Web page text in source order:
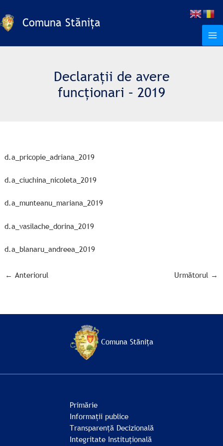
to
contentComuna Stănița
Declarații de avere
funcționari – 2019
d.a_pricopie_adriana_2019
d.a_ciuchina_nicoleta_2019
d.a_munteanu_mariana_2019
d.a_vasilache_dorina_2019
d.a_blanaru_andreea_2019
← Anteriorul Următorul →
Comuna Stănița
Primărie
Informații publice
Transparență Decizională
Integritate Instituțională